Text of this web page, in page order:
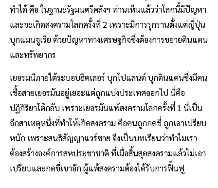
ทำได้ คือ ในฐานะรัฐมนตรีคลังฯ ท่านเห็นแล้วว่าโลกนี้มีปัญหา
และจะเกิดสงครามโลกครั้งที่ 2 เพราะมีการรุกรานตั้งแต่ญี่ปุ่น
บุกแมนจูเรีย ด้วยปัญหาทางเศรษฐกิจซึ่งต้องการขยายดินแดน
และทรัพยากร
เยอรมนีภายใต้ระบอบฮิตเลอร์ บุกโปแลนด์ บุกดินแดนซึ่งมีคน
เชื้อสายเยอรมันอยู่เยอะแต่ถูกแบ่งประเทศออกไป นี่คือ
ปฏิกิริยาโต้กลับ เพราะเยอรมันแพ้สงครามโลกครั้งที่ 1 นี่เป็น
อีกสาเหตุหนึ่งที่ทำให้เกิดสงคราม คือคนถูกกดขี่ ถูกเอาเปรียบ
หนัก เพราะสนธิสัญญาแวร์ซาย จึงเป็นบทเรียนว่าทำไมเรา
ต้องสร้างองค์การสหประชาชาติ ที่เมื่อสิ้นสุดสงครามแล้วไม่เอา
เปรียบและกดขี่เขาอีก ผู้แพ้สงครามต้องได้รับการฟื้นฟู